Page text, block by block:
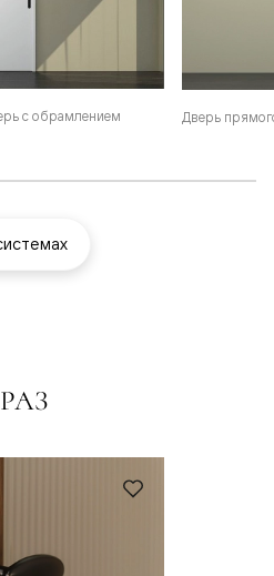
с обрамлением
Дверь